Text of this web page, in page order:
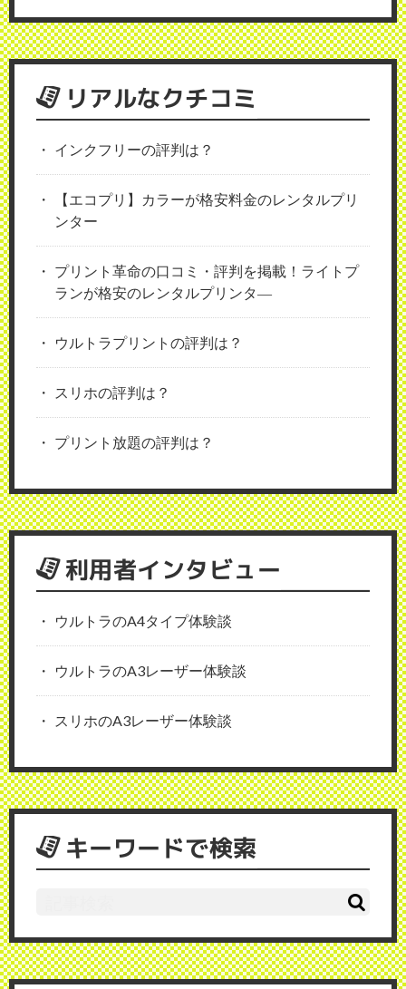
リアルなクチコミ
インクフリーの評判は？
【エコプリ】カラーが格安料金のレンタルプリ
ンター
プリント革命の口コミ・評判を掲載！ライトプ
ランが格安のレンタルプリンタ―
ウルトラプリントの評判は？
スリホの評判は？
プリント放題の評判は？
利用者インタビュー
ウルトラのA4タイプ体験談
ウルトラのA3レーザー体験談
スリホのA3レーザー体験談
キーワードで検索